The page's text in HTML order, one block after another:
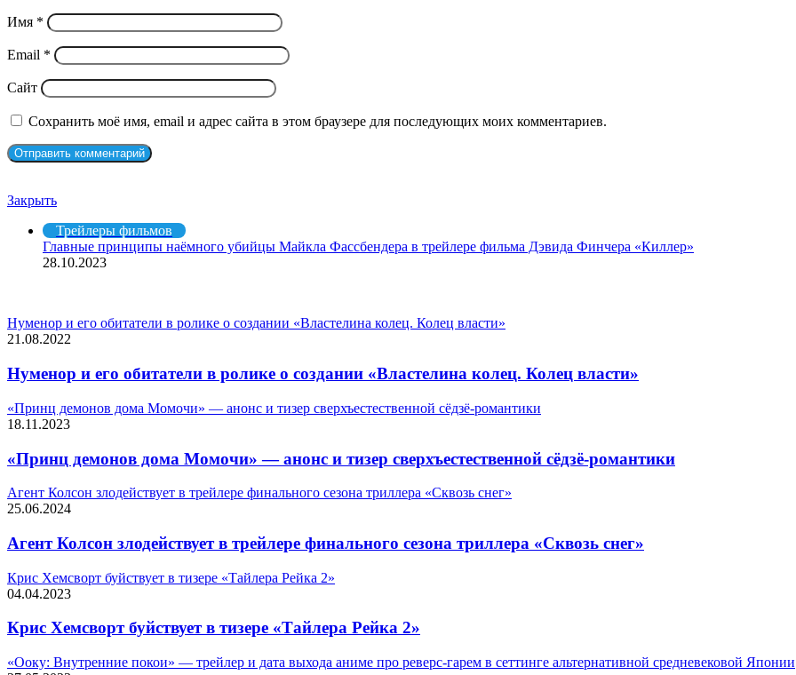
Имя *
Email *
Сайт
Сохранить моё имя, email и адрес сайта в этом браузере для последующих моих комментариев.
Закрыть
Трейлеры фильмов
Главные принципы наёмного убийцы Майкла Фассбендера в трейлере фильма Дэвида Финчера «Киллер»
28.10.2023
Нуменор и его обитатели в ролике о создании «Властелина колец. Колец власти»
21.08.2022
Нуменор и его обитатели в ролике о создании «Властелина колец. Колец власти»
«Принц демонов дома Момочи» — анонс и тизер сверхъестественной сёдзё-романтики
18.11.2023
«Принц демонов дома Момочи» — анонс и тизер сверхъестественной сёдзё-романтики
Агент Колсон злодействует в трейлере финального сезона триллера «Сквозь снег»
25.06.2024
Агент Колсон злодействует в трейлере финального сезона триллера «Сквозь снег»
Крис Хемсворт буйствует в тизере «Тайлера Рейка 2»
04.04.2023
Крис Хемсворт буйствует в тизере «Тайлера Рейка 2»
«Ооку: Внутренние покои» — трейлер и дата выхода аниме про реверс-гарем в сеттинге альтернативной средневековой Японии